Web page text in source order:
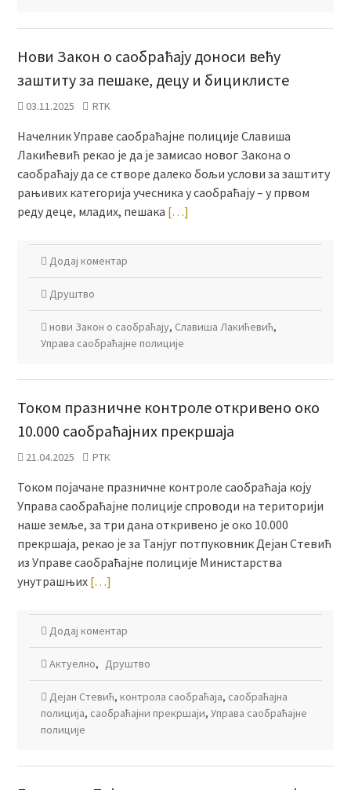
Нови Закон о саобраћају доноси већу
заштиту за пешаке, децу и бициклисте
03.11.2025 RTK
Начелник Управе саобраћајне полиције Славиша
Лакићевић рекао је да је замисао новог Закона о
саобраћају да се створе далеко бољи услови за заштиту
рањивих категорија учесника у саобраћају – у првом
реду деце, младих, пешака […]
Додај коментар
Друштво
нови Закон о саобраћају, Славиша Лакићевић,
Управа саобраћајне полиције
Током празничне контроле откривено око
10.000 саобраћајних прекршаја
21.04.2025 РТК
Током појачане празничне контроле саобраћаја коју
Управа саобраћајне полиције спроводи на територији
наше земље, за три дана откривено је око 10.000
прекршаја, рекао је за Танјуг потпуковник Дејан Стевић
из Управе саобраћајне полиције Министарства
унутрашњих […]
Додај коментар
Актуелно, Друштво
Дејан Стевић, контрола саобраћаја, саобраћајна
полиција, саобраћајни прекршаји, Управа саобраћајне
полиције